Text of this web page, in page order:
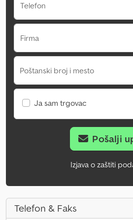
Telefon
Firma
Poštanski broj i mesto
Ja sam trgovac
Pošalji
Izjava o zaštiti
Telefon & Faks